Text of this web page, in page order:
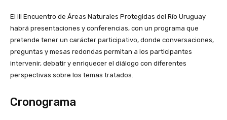
El III Encuentro de Áreas Naturales Protegidas del Río Uruguay
habrá presentaciones y conferencias, con un programa que
pretende tener un carácter participativo, donde conversaciones,
preguntas y mesas redondas permitan a los participantes
intervenir, debatir y enriquecer el diálogo con diferentes
perspectivas sobre los temas tratados.
Cronograma